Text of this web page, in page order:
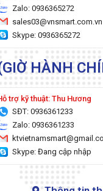
Zalo: 0936365272
sales03@vnsmart.com.vn
Skype: 0936365272
HÀNH
trợ kỹ thuật: Thu Hương
SĐT: 0936361233
Zalo: 0936361233
Skype: Đang cập nhập